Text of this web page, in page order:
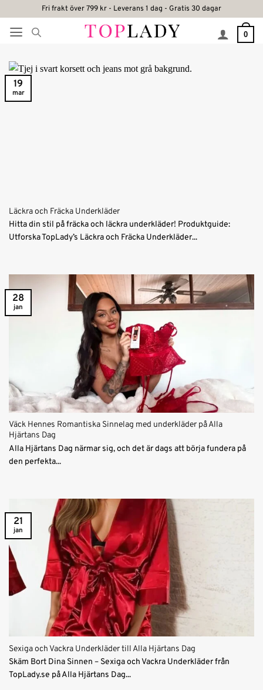
content
Fri frakt över 799 kr - Leverans 1 dag - Gratis 30 dagar
0
Läckra och Fräcka Underkläder
Hitta din stil på fräcka och läckra underkläder! Produktguide:
Utforska TopLady’s Läckra och Fräcka Underkläder...
19
mar
Väck Hennes Romantiska Sinnelag med underkläder på Alla
Hjärtans Dag
Alla Hjärtans Dag närmar sig, och det är dags att börja fundera på
den perfekta...
28
jan
Sexiga och Vackra Underkläder till Alla Hjärtans Dag
Skäm Bort Dina Sinnen – Sexiga och Vackra Underkläder från
TopLady.se på Alla Hjärtans Dag...
21
jan